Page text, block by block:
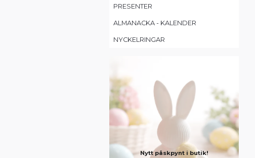
PRESENTER
ALMANACKA - KALENDER
NYCKELRINGAR
Nytt påskpynt i butik!